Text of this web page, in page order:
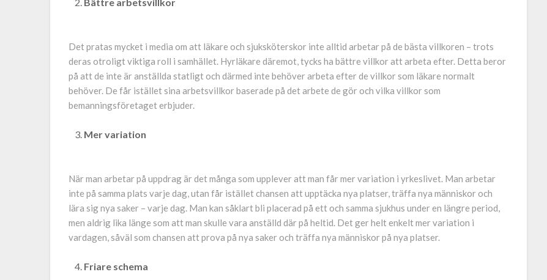
Det pratas mycket i media om att läkare och sjuksköterskor inte alltid arbetar på de bästa villkoren – trots
deras otroligt viktiga roll i samhället. Hyrläkare däremot, tycks ha bättre villkor att arbeta efter. Detta beror
på att de inte är anställda statligt och därmed inte behöver arbeta efter de villkor som läkare normalt
behöver. De får istället sina arbetsvillkor baserade på det arbete de gör och vilka villkor som
bemanningsföretaget erbjuder.
Mer variation
När man arbetar på uppdrag är det många som upplever att man får mer variation i yrkeslivet. Man arbetar
inte på samma plats varje dag, utan får istället chansen att upptäcka nya platser, träffa nya människor och
lära sig nya saker – varje dag. Man kan såklart bli placerad på ett och samma sjukhus under en längre period,
men aldrig lika länge som att man skulle vara anställd där på heltid. Det ger helt enkelt mer variation i
vardagen, såväl som chansen att prova på nya saker och träffa nya människor på nya platser.
Friare schema